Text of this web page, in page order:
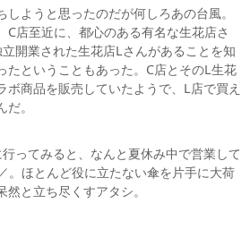
ようと思ったのだが何しろあの台風。
C店至近に、都心のある有名な生花店さ
開業された生花店Lさんがあることを知
たということもあった。C店とそのL生花
ボ商品を販売していたようで、L店で買え
。
ってみると、なんと夏休み中で営業して
ほとんど役に立たない傘を片手に大荷
と立ち尽くすアタシ。